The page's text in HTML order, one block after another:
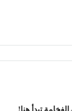
تبدأ هنا!